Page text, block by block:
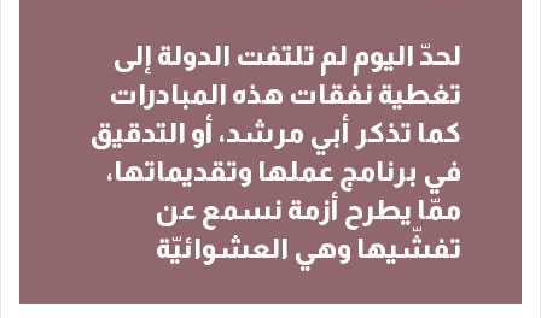
لحدّ اليوم لم تلتفت الدولة إلى
تغطية نفقات هذه المبادرات
كما تذكر أبي مرشد، أو التدقيق
في برنامج عملها وتقديماتها،
ممّا يطرح أزمة نسمع عن
تفشّيها وهي العشوائيّة